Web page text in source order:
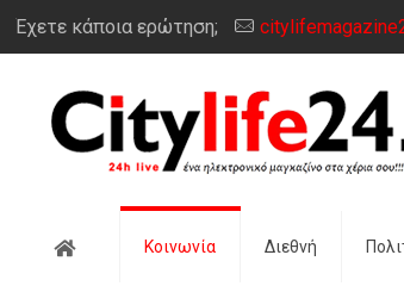
Έχετε κάποια ερώτηση;
Αρχική Κοινωνία Διεθνή